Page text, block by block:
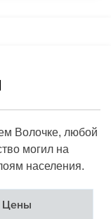
Волочке, любой
могил на
населения.
Цены